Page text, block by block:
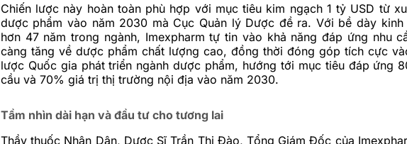
Chiến lược này hoàn toàn phù hợp với mục tiêu kim ngạch 1 tỷ USD từ
dược phẩm vào năm 2030 mà Cục Quản lý Dược đề ra. Với bề dày kinh
hơn 47 năm trong ngành, Imexpharm tự tin vào khả năng đáp ứng nhu
càng tăng về dược phẩm chất lượng cao, đồng thời đóng góp tích cực
lược Quốc gia phát triển ngành dược phẩm, hướng tới mục tiêu đáp ứng
cầu và 70% giá trị thị trường nội địa vào năm 2030.
Tầm nhìn dài hạn và đầu tư cho tương lai
Thầy thuốc Nhân Dân, Dược Sĩ Trần Thị Đào, Tổng Giám Đốc của